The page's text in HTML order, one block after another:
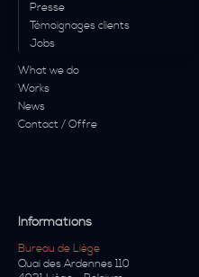
Presse
Témoignages clients
Jobs
What we do
Works
News
Contact / Offre
Informations
Bureau de Liège
Quai des Ardennes 110